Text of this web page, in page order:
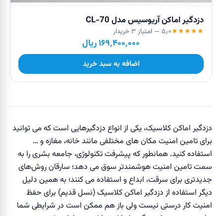
دزدگیر اماکن آریوسیس مدل CL-70
★
★
★
★
★۵٫۰ — امتیاز ۳ خریدار
۱۶۹٬۴۰۰٬۰۰۰ریال
اضافه به سبد خرید
دزدگیر اماکن کلاسیک، یکی از انواع دزدگیرهایی است که می توانید
برای تامین امنیت مکان های مختلفی مانند خانه، مغازه و …
استفاده کنید. همانطور که پیشرفت تکنولوژی، جامعه بشری را به
سمت تامین امنیت هوشمندتر سوق می دهد؛ سارقان روش‌های
جدیدتری برای سرقت، ابداع و استفاده می کنند؛ به همین دلیل
دیگر استفاده از دزدگیر‌ اماکن کلاسیک (نسل قدیم) برای حفظ
امنیت کار درستی نیست ولی باز هم ممکن است در شرایطی شما